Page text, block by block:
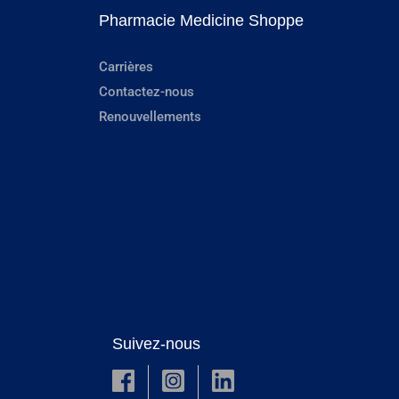
Pharmacie Medicine Shoppe
Carrières
Contactez-nous
Renouvellements
Suivez-nous